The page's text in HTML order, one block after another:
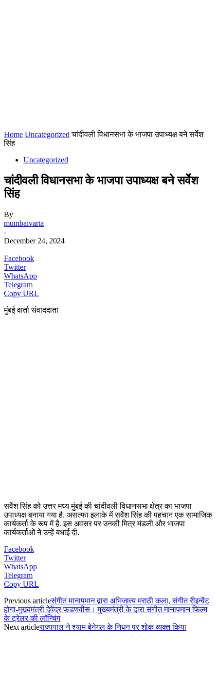
Home Uncategorized चांदीवली विधानसभा के भाजपा उपाध्यक्ष बने सर्वेश
सिंह
Uncategorized
चांदीवली विधानसभा के भाजपा उपाध्यक्ष बने सर्वेश
सिंह
By
mumbaivarta
-
December 24, 2024
Facebook
Twitter
WhatsApp
Telegram
Copy URL
मुंबई वार्ता संवाददाता
सर्वेश सिंह को उत्तर मध्य मुंबई की चांदीवली विधानसभा क्षेत्र का भाजपा
उपाध्यक्ष बनाया गया है. असल्फा इलाके में सर्वेश सिंह की पहचान एक सामाजिक
कार्यकर्ता के रूप में है. इस अवसर पर उनकी मित्र मंडली और भाजपा
कार्यकर्ताओं ने उन्हें बधाई दी.
Facebook
Twitter
WhatsApp
Telegram
Copy URL
Previous articleसंगीत मानापमान द्वारा अभिजात्य मराठी कला, संगीत रीइन्वेंट
होगा-मुख्यमंत्री देवेंद्र फडणवीस। मुख्यमंत्री के द्वारा संगीत मानापमान फिल्म
के ट्रेलर की लॉन्चिंग
Next articleराज्यपाल ने श्याम बेनेगल के निधन पर शोक व्यक्त किया